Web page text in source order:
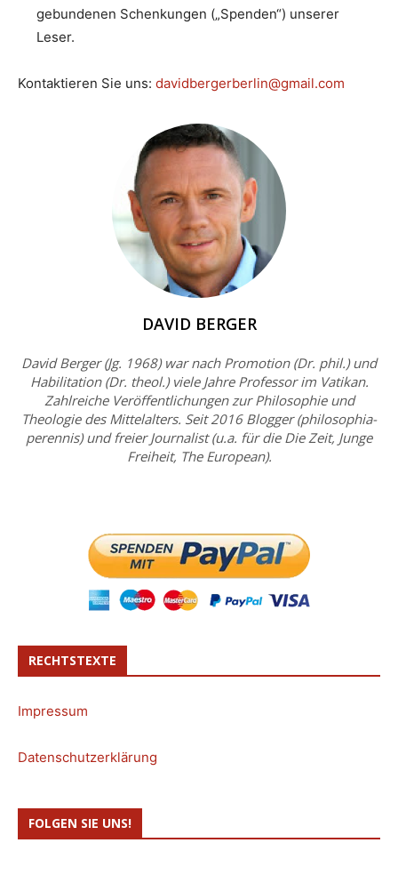
gebundenen Schenkungen („Spenden“) unserer
Leser.
Kontaktieren Sie uns: davidbergerberlin@gmail.com
DAVID BERGER
David Berger (Jg. 1968) war nach Promotion (Dr. phil.) und
Habilitation (Dr. theol.) viele Jahre Professor im Vatikan.
Zahlreiche Veröffentlichungen zur Philosophie und
Theologie des Mittelalters. Seit 2016 Blogger (philosophia-
perennis) und freier Journalist (u.a. für die Die Zeit, Junge
Freiheit, The European).
RECHTSTEXTE
Impressum
Datenschutzerklärung
FOLGEN SIE UNS!